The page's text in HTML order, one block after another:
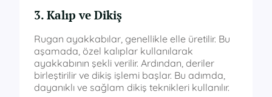
3. Kalıp ve Dikiş
Rugan ayakkabılar, genellikle elle üretilir. Bu
aşamada, özel kalıplar kullanılarak
ayakkabının şekli verilir. Ardından, deriler
birleştirilir ve dikiş işlemi başlar. Bu adımda,
dayanıklı ve sağlam dikiş teknikleri kullanılır.